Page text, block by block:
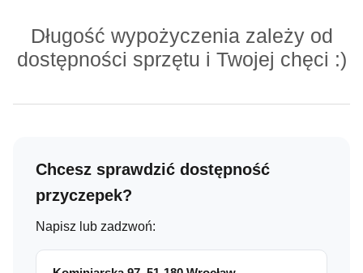
Długość wypożyczenia zależy od
dostępności sprzętu i Twojej chęci :)
Chcesz sprawdzić dostępność
przyczepek?
Napisz lub zadzwoń: